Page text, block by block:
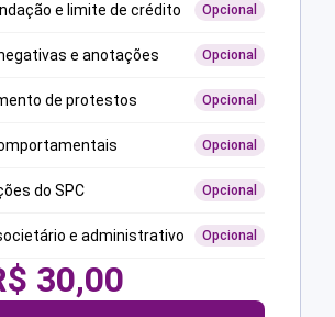
e limite de crédito Opcional
e anotações Opcional
de protestos Opcional
Opcional
do SPC Opcional
e administrativo Opcional
30,00